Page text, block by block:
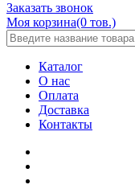
Заказать звонок
Моя корзина(0 тов.)
Каталог
О нас
Оплата
Доставка
Контакты